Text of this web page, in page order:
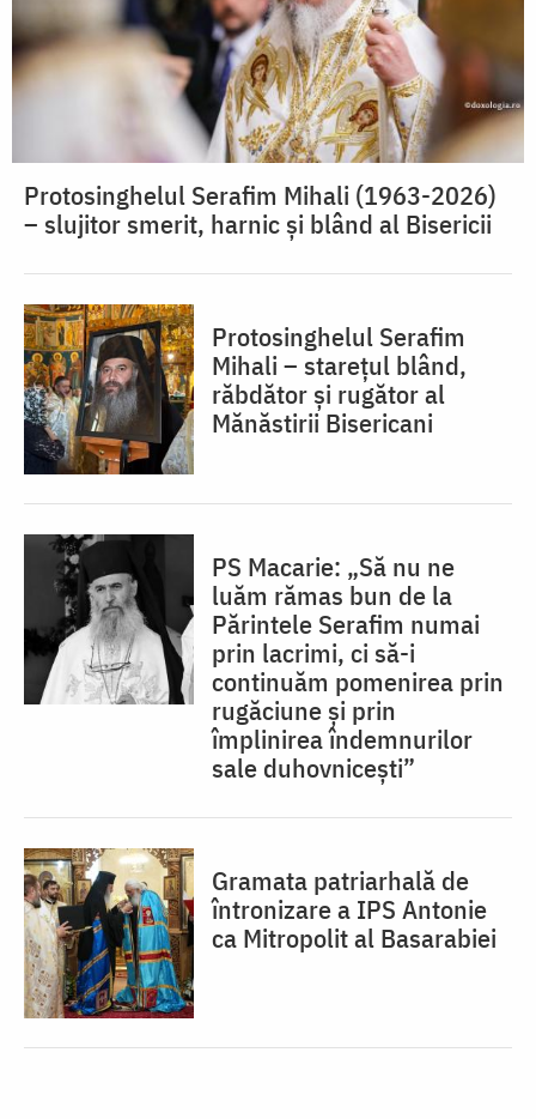
Protosinghelul Serafim Mihali (1963-2026)
– slujitor smerit, harnic și blând al Bisericii
Protosinghelul Serafim
Mihali – starețul blând,
răbdător și rugător al
Mănăstirii Bisericani
PS Macarie: „Să nu ne
luăm rămas bun de la
Părintele Serafim numai
prin lacrimi, ci să-i
continuăm pomenirea prin
rugăciune și prin
împlinirea îndemnurilor
sale duhovnicești”
Gramata patriarhală de
întronizare a IPS Antonie
ca Mitropolit al Basarabiei